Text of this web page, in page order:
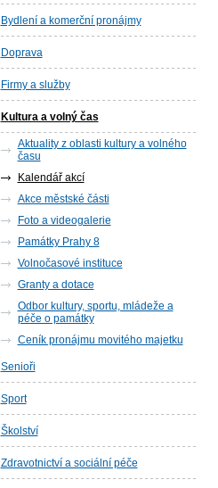
Bydlení a komerční pronájmy
Doprava
Firmy a služby
Kultura a volný čas
Aktuality z oblasti kultury a volného
času
Kalendář akcí
Akce městské části
Foto a videogalerie
Památky Prahy 8
Volnočasové instituce
Granty a dotace
Odbor kultury, sportu, mládeže a
péče o památky
Ceník pronájmu movitého majetku
Senioři
Sport
Školství
Zdravotnictví a sociální péče